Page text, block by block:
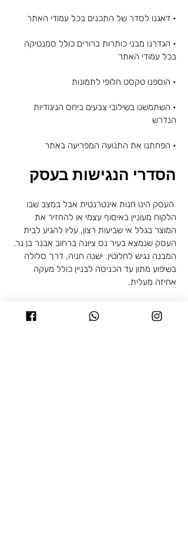
• דאגנו לסדר של התכנים בכל עמודי האתר
• הגדרנו מבני כותרות ברורים כולל סמנטיקה
בכל עמודי האתר
• הוספנו טקסט חלופי לתמונות
• השתמשנו בשילובי צבעים ביחס הניגודיות
הנדרש
• הפחתנו את התנועה המפריעה באתר
הסדרי הנגישות בעסק
העסק הינו חנות אינטרנטית אבל במצב שבו
הלקוח מעוניין באיסוף עצמי או להחזיר את
המוצר בגלל אי שביעות רצון, עליו להגיע לבית
העסק שנמצא בעיר נס ציונה ברחוב אבנר בן נר.
המבנה נגיש לחלוטין. ישנה חניה, דרך סלולה
בשיפוע מתון עד הכניסה לבניין כולל מעקה
אחיזה מעלית.
דרכי פניה לבקשות,